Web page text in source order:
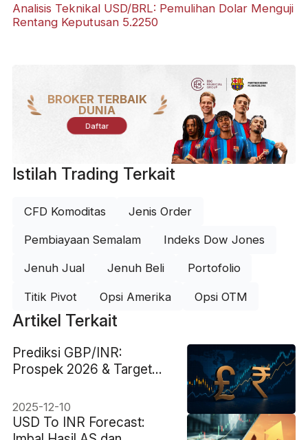
Analisis Teknikal USD/BRL: Pemulihan Dolar Menguji
Rentang Keputusan 5.2250
BROKER TERBAIK
DUNIA
Daftar
Istilah Trading Terkait
CFD Komoditas Jenis Order
Pembiayaan Semalam Indeks Dow Jones
Jenuh Jual Jenuh Beli Portofolio
Titik Pivot Opsi Amerika Opsi OTM
Artikel Terkait
Prediksi GBP/INR:
Prospek 2026 & Target
2025-12-10
USD To INR Forecast: